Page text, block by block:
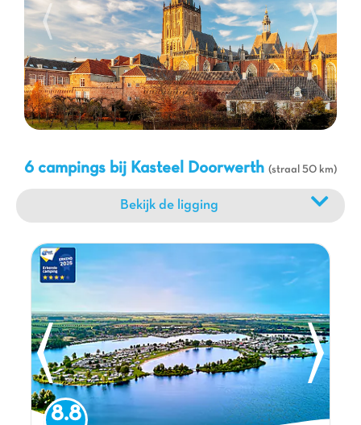
kastelen en musea, of geniet gewoon van een wandeling in de
natuur. Onze campings zijn het ideale startpunt voor al deze
avonturen. Met Capfun worden uw vakanties nabijKasteel
Doorwerthsynoniem met lachen, ontdekkingen en kostbare
familieherinneringen.
6 campings bij Kasteel Doorwerth (straal 50 km)
8.8
Bekijk de ligging